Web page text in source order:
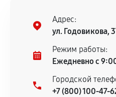
Адрес:
ул. Годовикова,
Режим работы:
Ежедневно с
Городской
+7 (800) 100-47-